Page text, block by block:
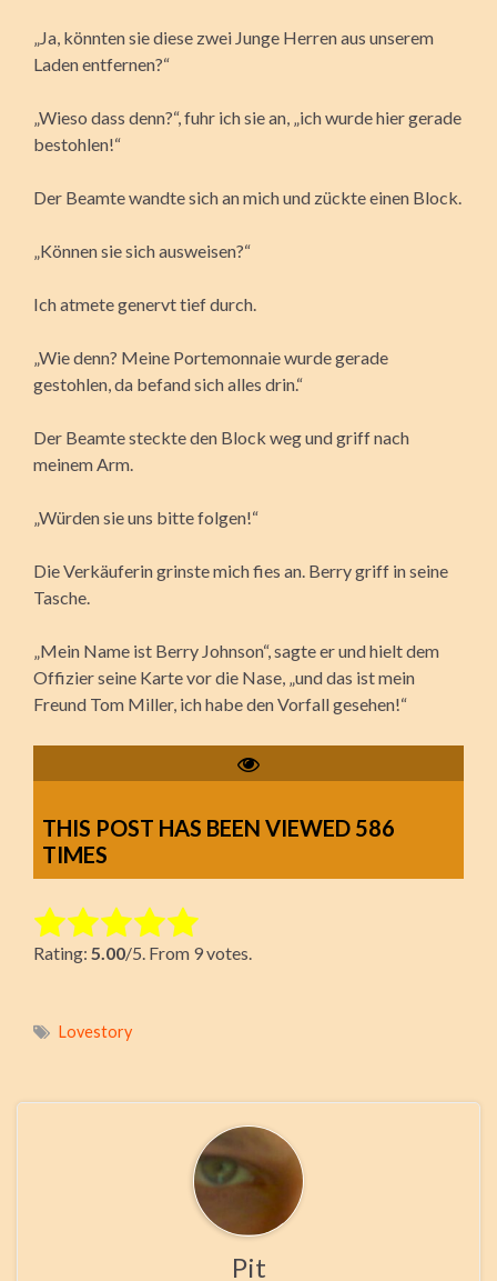
„Ja, könnten sie diese zwei Junge Herren aus unserem
Laden entfernen?“
„Wieso dass denn?“, fuhr ich sie an, „ich wurde hier gerade
bestohlen!“
Der Beamte wandte sich an mich und zückte einen Block.
„Können sie sich ausweisen?“
Ich atmete genervt tief durch.
„Wie denn? Meine Portemonnaie wurde gerade
gestohlen, da befand sich alles drin.“
Der Beamte steckte den Block weg und griff nach
meinem Arm.
„Würden sie uns bitte folgen!“
Die Verkäuferin grinste mich fies an. Berry griff in seine
Tasche.
„Mein Name ist Berry Johnson“, sagte er und hielt dem
Offizier seine Karte vor die Nase, „und das ist mein
Freund Tom Miller, ich habe den Vorfall gesehen!“
THIS POST HAS BEEN VIEWED 586
TIMES
Rate this item:
Submit Rating
Rating: 5.00/5. From 9 votes.
Lovestory
Pit